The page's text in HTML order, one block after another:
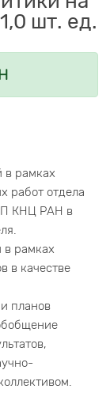
шт. ед.
в рамках
работ отдела
КНЦ РАН в
в рамках
в качестве
планов